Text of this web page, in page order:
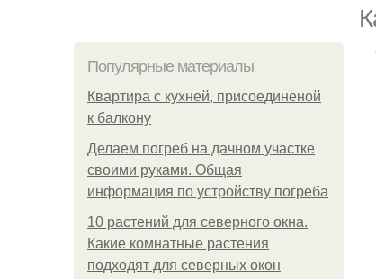
Популярные материалы
Квартира с кухней, присоединеной
к балкону
Делаем погреб на дачном участке
своими руками. Общая
информация по устройству погреба
10 растений для северного окна.
Какие комнатные растения
подходят для северных окон